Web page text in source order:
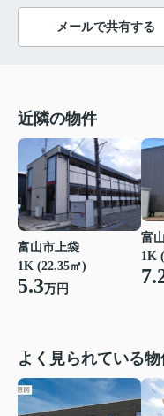
メールで共有する
近隣の物件
富山市上袋
1K (22.35㎡)
5.3万円
富
1K
よく見られている物